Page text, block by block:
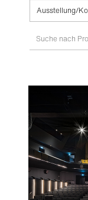
Ausstellung/